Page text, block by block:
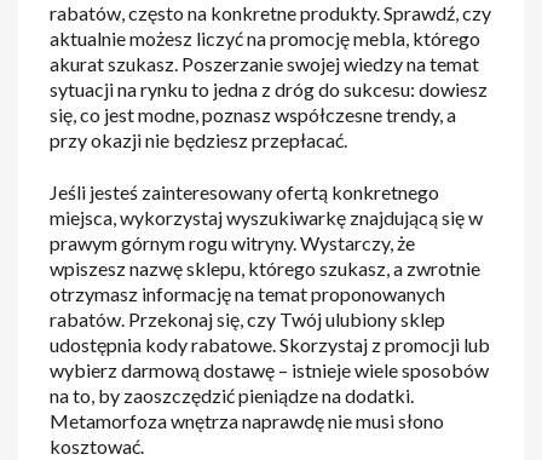
rabatów, często na konkretne produkty. Sprawdź, czy
aktualnie możesz liczyć na promocję mebla, którego
akurat szukasz. Poszerzanie swojej wiedzy na temat
sytuacji na rynku to jedna z dróg do sukcesu: dowiesz
się, co jest modne, poznasz współczesne trendy, a
przy okazji nie będziesz przepłacać.
Jeśli jesteś zainteresowany ofertą konkretnego
miejsca, wykorzystaj wyszukiwarkę znajdującą się w
prawym górnym rogu witryny. Wystarczy, że
wpiszesz nazwę sklepu, którego szukasz, a zwrotnie
otrzymasz informację na temat proponowanych
rabatów. Przekonaj się, czy Twój ulubiony sklep
udostępnia kody rabatowe. Skorzystaj z promocji lub
wybierz darmową dostawę – istnieje wiele sposobów
na to, by zaoszczędzić pieniądze na dodatki.
Metamorfoza wnętrza naprawdę nie musi słono
kosztować.